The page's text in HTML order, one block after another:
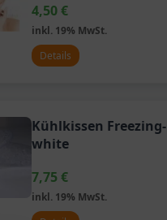
4,50€
inkl. 19% MwSt.
Details
Kühlkissen Freezing-
white
7,75 €
inkl. 19% MwSt.